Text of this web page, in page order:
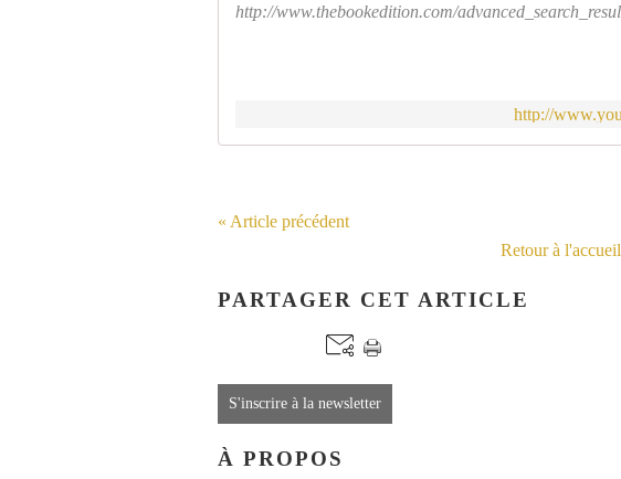
http://www.thebookedition.com/
http://
« Article précédent
Retour à l'accueil
PARTAGER CET ARTICLE
S'inscrire à la newsletter
À PROPOS